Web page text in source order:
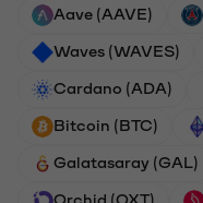
Aave (AAVE)
Waves (WAVES)
Cardano (ADA)
Bitcoin (BTC)
Galatasaray (GAL)
Orchid (OXT)